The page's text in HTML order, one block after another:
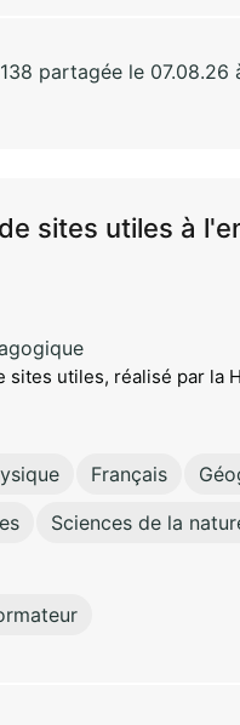
partagée le
sites utiles à
utiles, réalisé par la
Français
Sciences de la